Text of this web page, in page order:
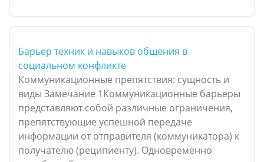
Барьер техник и навыков общения в
социальном конфликте
Коммуникационные препятствия: сущность и
виды Замечание 1Коммуникационные барьеры
представляют собой различные ограничения,
препятствующие успешной передаче
информации от отправителя (коммуникатора) к
получателю (реципиенту). Одновременно